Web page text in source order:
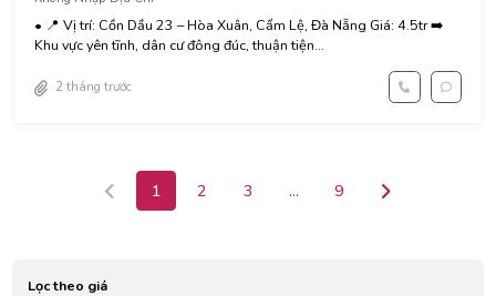
• 📍 Vị trí: Cồn Dầu 23 – Hòa Xuân, Cẩm Lệ, Đà Nẵng Giá: 4.5tr ➡️
Khu vực yên tĩnh, dân cư đông đúc, thuận tiện...
2 tháng trước
1 2 3 ... 9
Lọc theo giá